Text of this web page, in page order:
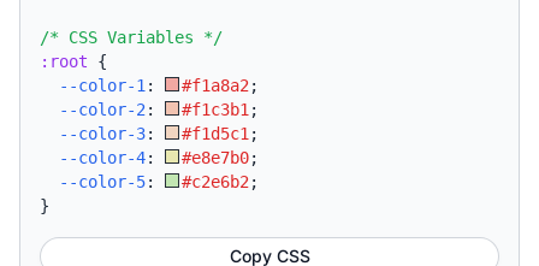
/* CSS Variables */
:root {
--color-1 : #f1a8a2 ;
--color-2 : #f1c3b1 ;
--color-3: #f1d5c1 ;
--color-4: #e8e7b0;
--color-5: #c2e6b2 ;
}
Copy CSS